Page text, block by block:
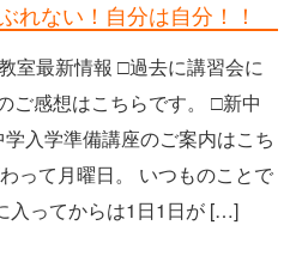
れない！自分は自分！！
室最新情報 □過去に講習会に
ご感想はこちらです。 □新中
入学準備講座のご案内はこち
って月曜日。 いつものことで
入ってからは1日1日が […]